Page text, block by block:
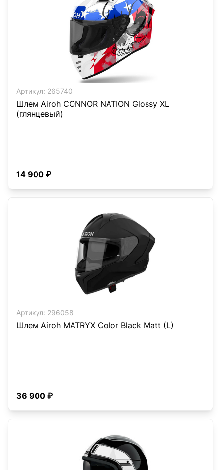
Артикул: 265740
Шлем Airoh CONNOR NATION Glossy XL
(глянцевый)
14 900 ₽
Артикул: 296058
Шлем Airoh MATRYX Color Black Matt (L)
36 900 ₽